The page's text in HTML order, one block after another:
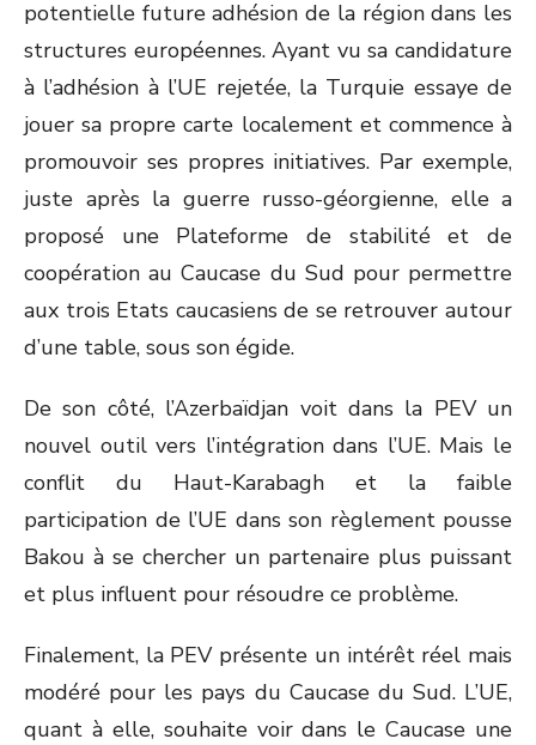
potentielle future adhésion de la région dans les
structures européennes. Ayant vu sa candidature
à l’adhésion à l’UE rejetée, la Turquie essaye de
jouer sa propre carte localement et commence à
promouvoir ses propres initiatives. Par exemple,
juste après la guerre russo-géorgienne, elle a
proposé une Plateforme de stabilité et de
coopération au Caucase du Sud pour permettre
aux trois Etats caucasiens de se retrouver autour
d’une table, sous son égide.
De son côté, l’Azerbaïdjan voit dans la PEV un
nouvel outil vers l’intégration dans l’UE. Mais le
conflit du Haut-Karabagh et la faible
participation de l’UE dans son règlement pousse
Bakou à se chercher un partenaire plus puissant
et plus influent pour résoudre ce problème.
Finalement, la PEV présente un intérêt réel mais
modéré pour les pays du Caucase du Sud. L’UE,
quant à elle, souhaite voir dans le Caucase une